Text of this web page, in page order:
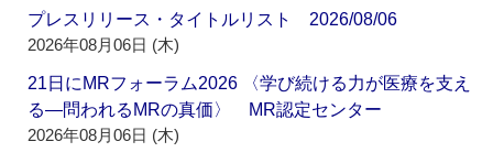
プレスリリース・タイトルリスト 2026/08/06
2026年08月06日 (木)
21日にMRフォーラム2026 〈学び続ける力が医療を支え
る―問われるMRの真価〉 MR認定センター
2026年08月06日 (木)